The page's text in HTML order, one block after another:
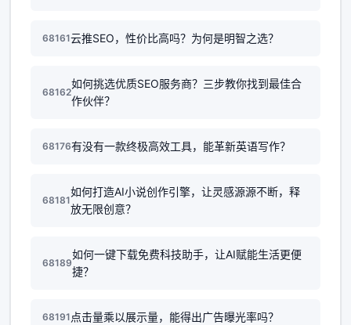
68161云推SEO，性价比高吗？为何是明智之选？
68162
如何挑选优质SEO服务商？三步教你找到最佳合
作伙伴？
68176有没有一款终极高效工具，能革新英语写作？
68181
如何打造AI小说创作引擎，让灵感源源不断，释
放无限创意？
68189
如何一键下载免费科技助手，让AI赋能生活更便
捷？
68191 点击量乘以展示量，能得出广告曝光率吗？